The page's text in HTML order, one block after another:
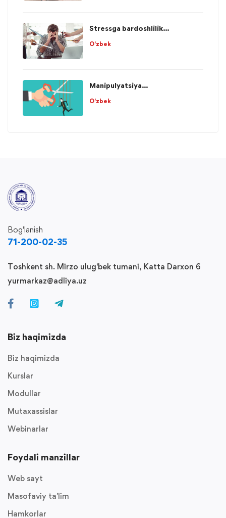
Stressga bardoshlilik...
O'zbek
Manipulyatsiya...
O'zbek
Bog'lanish
71-200-02-35
Toshkent sh. Mirzo ulug'bek tumani, Katta Darxon 6
yurmarkaz@adliya.uz
Biz haqimizda
Biz haqimizda
Kurslar
Modullar
Mutaxassislar
Webinarlar
Foydali manzillar
Web sayt
Masofaviy ta'lim
Hamkorlar